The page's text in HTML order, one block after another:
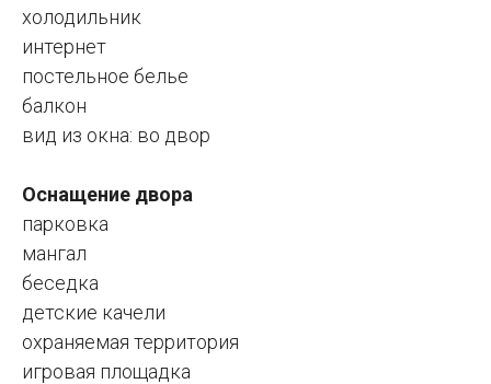
холодильник
интернет
постельное белье
балкон
вид из окна: во двор
Оснащение двора
парковка
мангал
беседка
детские качели
охраняемая территория
игровая площадка